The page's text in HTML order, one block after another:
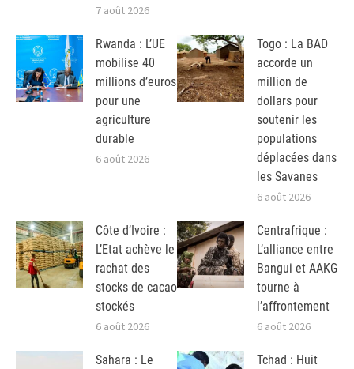
7 août 2026
Rwanda : L’UE
mobilise 40
millions d’euros
pour une
agriculture
durable
6 août 2026
Togo : La BAD
accorde un
million de
dollars pour
soutenir les
populations
déplacées dans
les Savanes
6 août 2026
Côte d’Ivoire :
L’Etat achève le
rachat des
stocks de cacao
stockés
6 août 2026
Centrafrique :
L’alliance entre
Bangui et AAKG
tourne à
l’affrontement
6 août 2026
Sahara : Le
Tchad : Huit